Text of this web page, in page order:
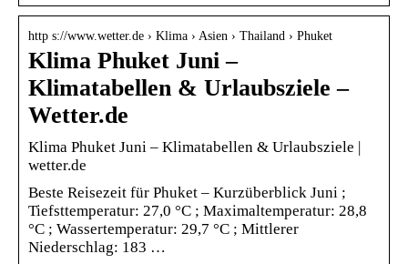
http s://www.wetter.de › Klima › Asien › Thailand › Phuket
Klima Phuket Juni –
Klimatabellen & Urlaubsziele –
Wetter.de
Klima Phuket Juni – Klimatabellen & Urlaubsziele |
wetter.de
Beste Reisezeit für Phuket – Kurzüberblick Juni ;
Tiefsttemperatur: 27,0 °C ; Maximaltemperatur: 28,8
°C ; Wassertemperatur: 29,7 °C ; Mittlerer
Niederschlag: 183 …